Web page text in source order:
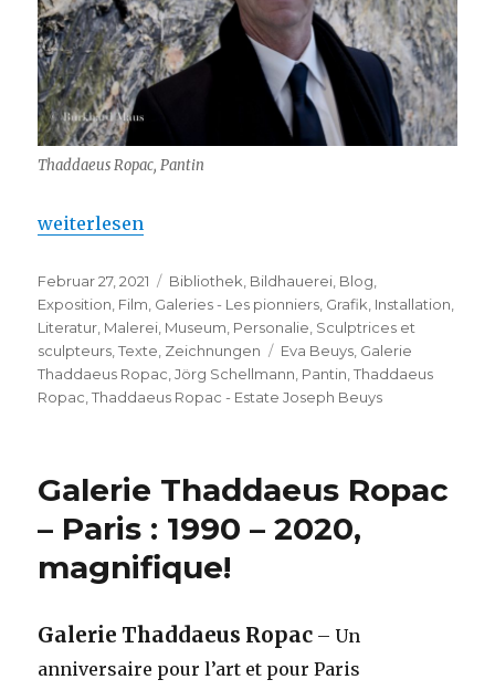
Thaddaeus Ropac, Pantin
„Thaddaeus Ropac – Estate Joseph Beuys“
weiterlesen
Veröffentlicht
am
Februar 27, 2021 Kategorien
Bibliothek Bildhauerei Blog
Exposition Film Galeries - Les pionniers Grafik Installation
Literatur Malerei Museum Personalie Sculptrices et
sculpteurs ,Texte Zeichnungen Schlagwörter
Eva Beuys Galerie
Thaddaeus Ropac ,Jörg Schellmann Pantin ,Thaddaeus
Ropac ,Thaddaeus Ropac - Estate Joseph Beuys
Galerie Thaddaeus Ropac
– Paris : 1990 – 2020,
magnifique!
Galerie Thaddaeus Ropac – Un
anniversaire pour l’art et pour Paris